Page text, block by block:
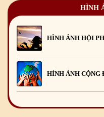
Mừng Xuân Canh Tý 2020 22
Chúc mừng Giáng sinh và
Mừng Xuân Kỷ Hợi 2019
Chúc mừng Giáng sinh và
Mừng Xuân Bính Ngọ 2026
Chúc mừng Giáng sinh và
HÌNH
HÌNH ẢNH HỘI
HÌNH ẢNH CỘNG